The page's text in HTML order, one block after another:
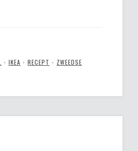
•IKEA •RECEPT • ZWEEDSE